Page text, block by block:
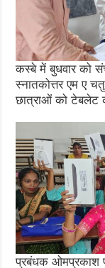
कस्बे में बुधवार को
स्नातकोत्तर एम ए
छात्राओं को
प्रबंधक ओमप्रकाश